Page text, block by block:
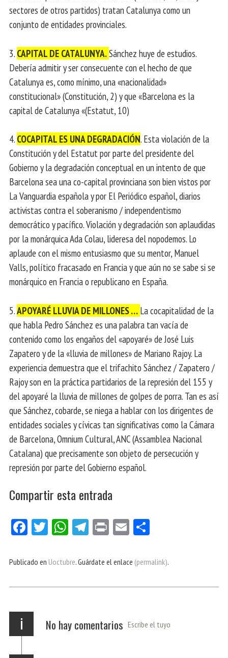
sectores de otros partidos) tratan Catalunya como un
conjunto de entidades provinciales.
3. CAPITAL DE CATALUNYA.Sánchez huye de estudios.
Debería admitir y ser consecuente con el hecho de que
Catalunya es, como mínimo, una «nacionalidad»
constitucional» (Constitución, 2) y que «Barcelona es la
capital de Catalunya «(Estatut, 10)
4. COCAPITAL ES UNA DEGRADACIÓN. Esta violación de la
Constitución y del Estatut por parte del presidente del
Gobierno y la degradación conceptual en un intento de que
Barcelona sea una co-capital provinciana son bien vistos por
La Vanguardia española y por El Periódico español, diarios
activistas contra el soberanismo / independentismo
democrático y pacífico. Violación y degradación son aplaudidas
por la monárquica Ada Colau, lideresa del nopodemos. Lo
aplaude con el mismo entusiasmo que su mentor, Manuel
Valls, político fracasado en Francia y que aún no se sabe si se
monárquico en Francia o republicano en España.
5.APOYARÉ LLUVIA DE MILLONES …La cocapitalidad de la
que habla Pedro Sánchez es una palabra tan vacía de
contenido como los engaños del «apoyaré» de José Luis
Zapatero y de la «lluvia de millones» de Mariano Rajoy. La
experiencia demuestra que el trifachito Sánchez / Zapatero /
Rajoy son en la práctica partidarios de la represión del 155 y
del apoyaré la lluvia de millones de golpes de porra. Tan es así
que Sánchez, cobarde, se niega a hablar con los dirigentes de
entidades sociales y cívicas tan significativas como la Cámara
de Barcelona, ​​Omnium Cultural, ANC (Assamblea Nacional
Catalana) que precisamente son objeto de persecución y
represión por parte del Gobierno español.
Compartir esta entrada
Fa
bo
Tw
er
W
ts
p
Te
gr
m
Pri E
ail pa
r
Publicado en Uoctubre. Guárdate el enlace (permalink).
i No hay comentarios Escribe el tuyo